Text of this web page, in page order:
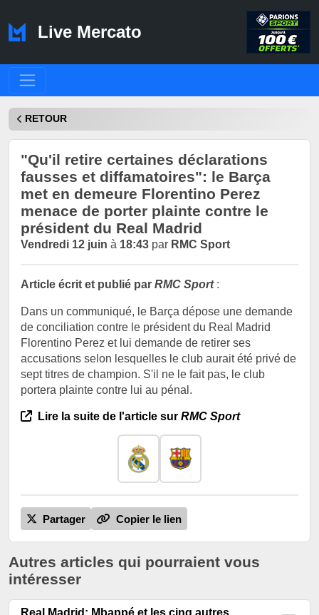
Live Mercato
RETOUR
"Qu'il retire certaines déclarations
fausses et diffamatoires": le Barça
met en demeure Florentino Perez
menace de porter plainte contre le
président du Real Madrid
Vendredi 12 juin à 18:43 par RMC Sport
Article écrit et publié par RMC Sport:
Dans un communiqué, le Barça dépose une demande
de conciliation contre le président du Real Madrid
Florentino Perez et lui demande de retirer ses
accusations selon lesquelles le club aurait été privé de
sept titres de champion. S'il ne le fait pas, le club
portera plainte contre lui au pénal.
Lire la suite de l'article sur RMC Sport
Partager Copier le lien
Autres articles qui pourraient vous
intéresser
Real Madrid: Mbappé et les cinq autres